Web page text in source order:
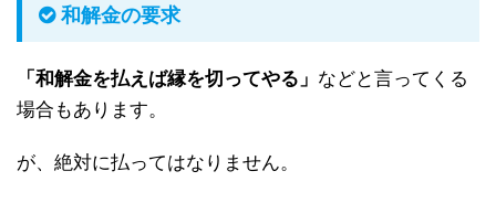
和解金の要求
「和解金を払えば縁を切ってやる」 などと言ってくる
場合もあります。
が、絶対に払ってはなりません。